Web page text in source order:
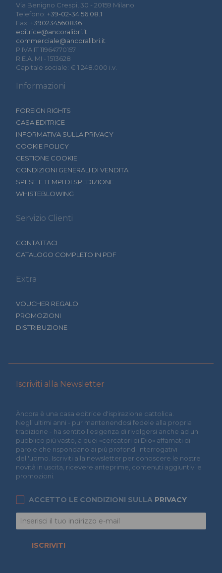
Via Benigno Crespi, 30 - 20159 Milano
Telefono: +39-02-34.56.08.1
Fax: +390234560836
editrice@ancoralibri.it
commerciale@ancoralibri.it
P.IVA IT 11964770157
R.E.A. MI - 1513628
Capitale sociale: € 1.248.000 i.v.
Informazioni
FOREIGN RIGHTS
CASA EDITRICE
INFORMATIVA SULLA PRIVACY
COOKIE POLICY
GESTIONE COOKIE
CONDIZIONI GENERALI DI VENDITA
SPESE E TEMPI DI SPEDIZIONE
WHISTEBLOWING
Servizio Clienti
CONTATTACI
CATALOGO COMPLETO IN PDF
Extra
VOUCHER REGALO
PROMOZIONI
DISTRIBUZIONE
Iscriviti alla Newsletter
Àncora è una casa editrice d'ispirazione cattolica.
Negli ultimi anni - pur mantenendosi fedele alla propria
tradizione - ha sentito l'esigenza di rivolgersi anche ad un
pubblico più vasto, a quei «cercatori di Dio» affamati di
parole che rispondano ai più profondi interrogativi
dell'uomo. Iscriviti alla newsletter per conoscere le nostre
novità in uscita, ricevere anteprime, contenuti aggiuntivi e
promozioni.
ACCETTO LE CONDIZIONI SULLA PRIVACY
ISCRIVITI